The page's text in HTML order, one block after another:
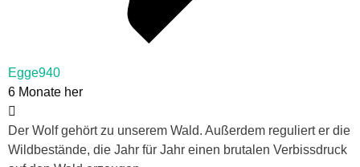
Egge940
6 Monate her
Der Wolf gehört zu unserem Wald. Außerdem reguliert er die
Wildbestände, die Jahr für Jahr einen brutalen Verbissdruck